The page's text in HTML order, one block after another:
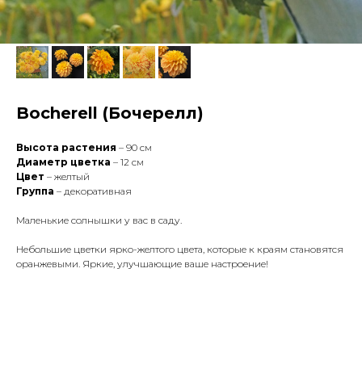
Bocherell (Бочерелл)
Высота растения – 90 см
Диаметр цветка – 12 см
Цвет – желтый
Группа – декоративная
Маленькие солнышки у вас в саду.
Небольшие цветки ярко-желтого цвета, которые к краям становятся
оранжевыми. Яркие, улучшающие ваше настроение!